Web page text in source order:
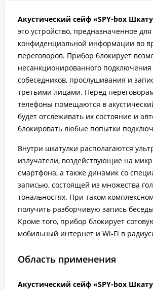
Акустический сейф «SPY-box
это устройство, предназначенное
конфиденциальной информации во
переговоров. Прибор блокирует
несанкционированного
собеседников, прослушивания и
третьими лицами. Перед
телефоны помещаются в
будет отслеживать их состояние и
блокировать любые попытки
Внутри шкатулки располагаются
излучатели, воздействующие на
смартфона, а также динамик со
записью, состоящей из множества
тональностях. При таком
получить разборчивую запись
Кроме того, прибор блокирует
мобильный интернет и Wi-Fi в
Область применения
Акустический сейф «SPY-box